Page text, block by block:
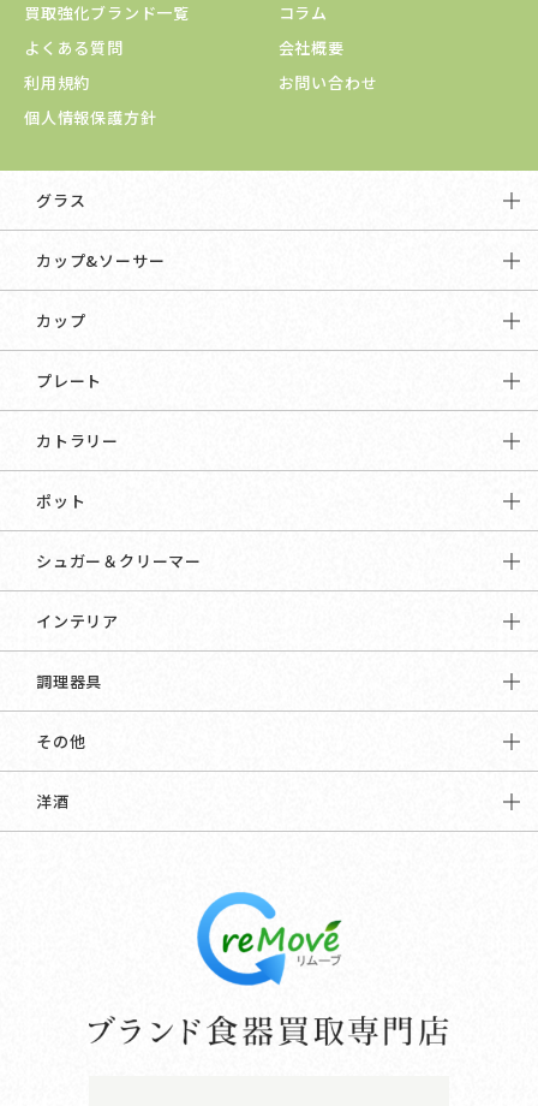
買取強化ブランド一覧
コラム
よくある質問
会社概要
利用規約
お問い合わせ
個人情報保護方針
グラス
カップ&ソーサー
カップ
プレート
カトラリー
ポット
シュガー＆クリーマー
インテリア
調理器具
その他
洋酒